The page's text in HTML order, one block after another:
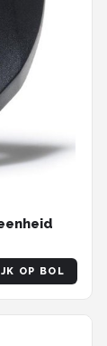
OP BOL